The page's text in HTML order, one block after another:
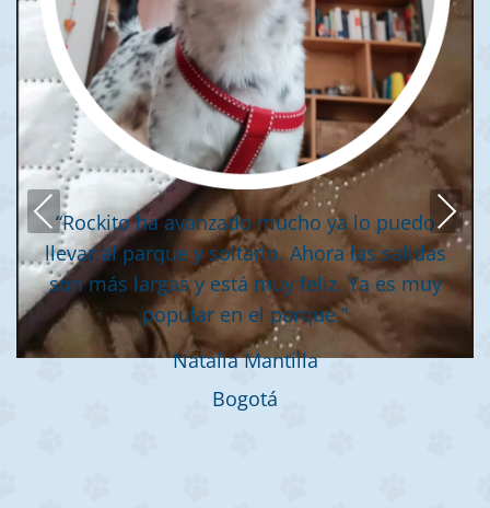
“Rockito ha avanzado mucho ya lo puedo
llevar al parque y soltarlo. Ahora las salidas
son más largas y está muy feliz. Ya es muy
popular en el parque.”
Natalia Mantilla
Bogotá
Previous Next